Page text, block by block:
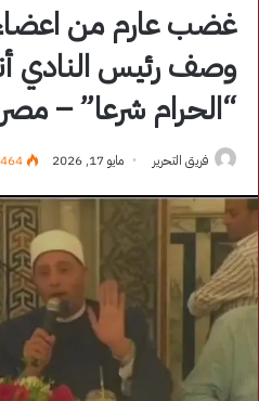
غضب عارم من
وصف رئيس النادي
“الحرام شرعا” – مصر
فريق التحرير مايو 17, 2026